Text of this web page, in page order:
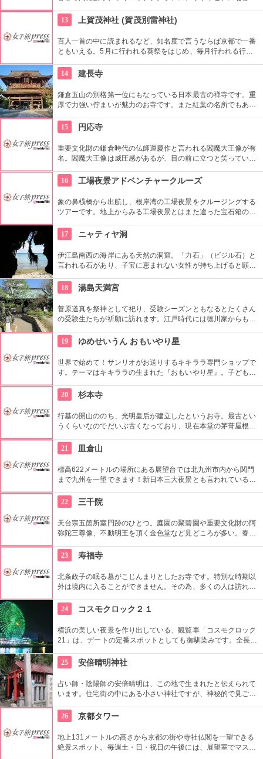
13
上賀茂神社 (賀茂別雷神社)
百人一首の中に読まれるなど、知名度で言うならば京都で一番
ともいえる。5月に行われる葵祭をはじめ、毎月行われる行事
き場所である。
14 建長寺
鎌倉五山の別格第一位にもなっている日本最古の禅寺です。重
厚で力強い佇まいが魅力のお寺です。また紅葉の名所でもあ
めの1つ。静かなお堂で自分の呼吸の音だけに耳を傾け、無心
の境地を目指します。
15 円応寺
重要文化財の鎌倉時代の仏師運慶作と言われる閻魔大王像が有
名。閻魔大王像は威圧感があるが、目の前に立つと笑っている
か。もともと由比ガ浜にあった荒い閻魔堂が津波に遭い、現在
の地に移築したといわれています。
16 工場夜景アドベンチャークルーズ
象の鼻桟橋から出航し、根岸湾の工場夜景をクルージングする
ツアーです。地上からみる工場夜景とはまた違った宝石箱のよ
き、さらにロマンチックな演出をかもし出しています。
17 ニャティヤ洞
伊江島南西の海岸にある天然の洞窟。「力石」（ビジル石）と
言われる石があり、子宝に恵まれない女性が持ち上げると願い
として利用され、多くの人を収容した事から「千人洞（ガ
マ）」とも呼ばれている。パワースポットとしても名高い場所
で拝所（聖域）の為敬意を払って入ろう。
18 湯島天満宮
菅原道真を祭神として祀り、受験シーズンともなるとたくさん
の受験生たちが祈願に訪れます。江戸時代には徳川家からも尊
おり、境内には約300本もの梅があり、毎年時期になるとかぐ
わしい香りを漂わせます。2月上旬〜3月上旬には梅祭りも開催
されて賑わいます。
19 ゆめせいうん おもいやり星
世界で始めて！サンリオがお送りするキキララ専門ショップで
す。テーマはキキララの生まれた『おもいやり星』。子どもか
20
杉本寺
行基の開山ののち、光明皇后が建立したというお寺。最古とい
うくらいなのでだいぶ古くなっており、現在本堂の茅葺屋根替
21
皿倉山
標高622メートルの場所にある展望台では北九州市内から関門
まで九州を一望できます！新日本三大夜景とも言われている北
開催されていて、星空を眺める天体観測や、紅葉狩りを楽しみ
ながらのハイキング、夏は展望台レストランでのビアガーデン
など、訪れる人に違った楽しみ方を提案してくれます。
22 三千院
天台宗五箇所室門跡のひとつ。庭園の聚碧園や重要文化財の阿
弥陀三尊像、不動明王を頂く金色堂など見どころが多い。春の
風情をみせることもポイントだ。
23 寿福寺
北条政子の眠る墓がこじんまりとしたお寺です。特別な時期以
外は境内に入ることができません。その為、多くの人は訪れず
24
コスモクロック２１
横浜の美しい夜景を作り出している、観覧車「コスモクロック
21」は、デートの定番スポットとしても御馴染みです。全長の
ラの内、2台は全面シースルーとなっています。まさに空中散
歩が楽しめます！
25 安倍晴明神社
占い師・陰陽師の安倍晴明は、この地で生まれたと伝えられて
います。住宅街の中にある小さい神社ですが、神秘的で見ごた
所で、戦時中も戦火から逃れたことから、厄除け・災難除けの
神様としても信仰を集めています。
26 京都タワー
地上131メートルの高さから京都の街や寺社仏閣を一望できる
絶景スポット。毎週土・日・祝日の午後には、展望室でマスコ